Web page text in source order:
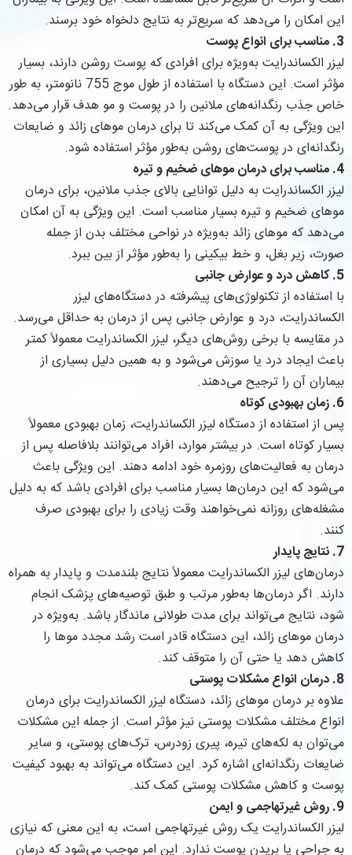
این امکان را می‌دهد که سریع‌تر به نتایج دلخواه خود برسند.
3. مناسب برای انواع پوست
لیزر الکساندرایت به‌ویژه برای افرادی که پوست روشن دارند، بسیار
مؤثر است. این دستگاه با استفاده از طول موج 755 نانومتر، به طور
خاص جذب رنگدانه‌های ملانین را در پوست و مو هدف قرار می‌دهد.
این ویژگی به آن کمک می‌کند تا برای درمان موهای زائد و ضایعات
رنگدانه‌ای در پوست‌های روشن به‌طور مؤثر استفاده شود.
4. مناسب برای درمان موهای ضخیم و تیره
لیزر الکساندرایت به دلیل توانایی بالای جذب ملانین، برای درمان
موهای ضخیم و تیره بسیار مناسب است. این ویژگی به آن امکان
می‌دهد که موهای زائد به‌ویژه در نواحی مختلف بدن از جمله
صورت، زیر بغل، و خط بیکینی را به‌طور مؤثر از بین ببرد.
5. کاهش درد و عوارض جانبی
با استفاده از تکنولوژی‌های پیشرفته در دستگاه‌های لیزر
الکساندرایت، درد و عوارض جانبی پس از درمان به حداقل می‌رسد.
در مقایسه با برخی روش‌های دیگر، لیزر الکساندرایت معمولاً کمتر
باعث ایجاد درد یا سوزش می‌شود و به همین دلیل بسیاری از
بیماران آن را ترجیح می‌دهند.
6. زمان بهبودی کوتاه
پس از استفاده از دستگاه لیزر الکساندرایت، زمان بهبودی معمولاً
بسیار کوتاه است. در بیشتر موارد، افراد می‌توانند بلافاصله پس از
درمان به فعالیت‌های روزمره خود ادامه دهند. این ویژگی باعث
می‌شود که این درمان‌ها بسیار مناسب برای افرادی باشد که به دلیل
مشغله‌های روزانه نمی‌خواهند وقت زیادی را برای بهبودی صرف
کنند.
7. نتایج پایدار
درمان‌های لیزر الکساندرایت معمولاً نتایج بلندمدت و پایدار به همراه
دارند. اگر درمان‌ها به‌طور مرتب و طبق توصیه‌های پزشک انجام
شود، نتایج می‌تواند برای مدت طولانی ماندگار باشد. به‌ویژه در
درمان موهای زائد، این دستگاه قادر است رشد مجدد موها را
کاهش دهد یا حتی آن را متوقف کند.
8. درمان انواع مشکلات پوستی
علاوه بر درمان موهای زائد، دستگاه لیزر الکساندرایت برای درمان
انواع مختلف مشکلات پوستی نیز مؤثر است. از جمله این مشکلات
می‌توان به لکه‌های تیره، پیری زودرس، ترک‌های پوستی، و سایر
ضایعات رنگدانه‌ای اشاره کرد. این دستگاه می‌تواند به بهبود کیفیت
پوست و کاهش مشکلات پوستی کمک کند.
9. روش غیرتهاجمی و ایمن
لیزر الکساندرایت یک روش غیرتهاجمی است، به این معنی که نیازی
به جراحی یا بریدن پوست ندارد. این امر موجب می‌شود که درمان